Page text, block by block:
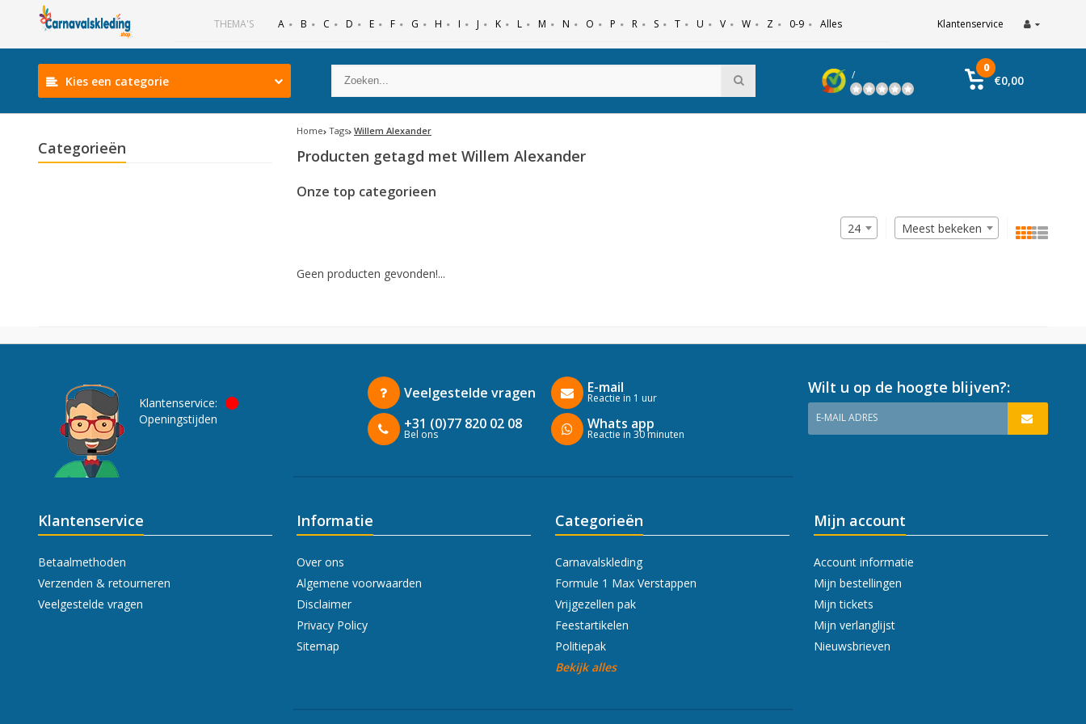
THEMA'S A B C D E F G H I J K L M N O P R S T U V W Z 0-9 Alles Klantenservice
Kies een categorie /
0
€0,00
Categorieën
Home Tags Willem Alexander
Producten getagd met Willem Alexander
Onze top categorieen
Meest bekeken
24
Geen producten gevonden!...
Klantenservice:
Openingstijden
Veelgestelde vragen
+31 (0)77 820 02 08
Bel ons
E-mail
Reactie in 1 uur
Whats app
Reactie in 30 minuten
Wilt u op de hoogte blijven?:
E-MAIL ADRES
Klantenservice
Betaalmethoden
Verzenden & retourneren
Veelgestelde vragen
Informatie
Over ons
Algemene voorwaarden
Disclaimer
Privacy Policy
Sitemap
Categorieën
Carnavalskleding
Formule 1 Max Verstappen
Vrijgezellen pak
Feestartikelen
Politiepak
Bekijk alles
Mijn account
Account informatie
Mijn bestellingen
Mijn tickets
Mijn verlanglijst
Nieuwsbrieven